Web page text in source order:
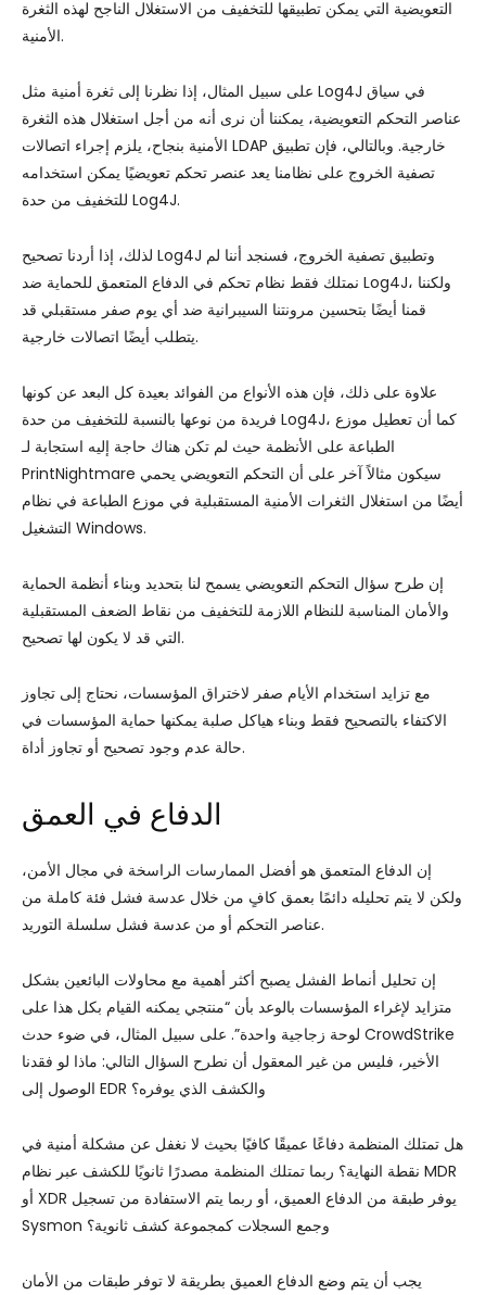
التعويضية التي يمكن تطبيقها للتخفيف من الاستغلال الناجح لهذه الثغرة
الأمنية.
على سبيل المثال، إذا نظرنا إلى ثغرة أمنية مثل Log4J في سياق
عناصر التحكم التعويضية، يمكننا أن نرى أنه من أجل استغلال هذه الثغرة
الأمنية بنجاح، يلزم إجراء اتصالات LDAP خارجية. وبالتالي، فإن تطبيق
تصفية الخروج على نظامنا يعد عنصر تحكم تعويضيًا يمكن استخدامه
للتخفيف من حدة Log4J.
لذلك، إذا أردنا تصحيح Log4J وتطبيق تصفية الخروج، فسنجد أننا لم
نمتلك فقط نظام تحكم في الدفاع المتعمق للحماية ضد Log4J، ولكننا
قمنا أيضًا بتحسين مرونتنا السيبرانية ضد أي يوم صفر مستقبلي قد
يتطلب أيضًا اتصالات خارجية.
علاوة على ذلك، فإن هذه الأنواع من الفوائد بعيدة كل البعد عن كونها
فريدة من نوعها بالنسبة للتخفيف من حدة Log4J، كما أن تعطيل موزع
الطباعة على الأنظمة حيث لم تكن هناك حاجة إليه استجابة لـ
PrintNightmare سيكون مثالاً آخر على أن التحكم التعويضي يحمي
أيضًا من استغلال الثغرات الأمنية المستقبلية في موزع الطباعة في نظام
التشغيل Windows.
إن طرح سؤال التحكم التعويضي يسمح لنا بتحديد وبناء أنظمة الحماية
والأمان المناسبة للنظام اللازمة للتخفيف من نقاط الضعف المستقبلية
التي قد لا يكون لها تصحيح.
مع تزايد استخدام الأيام صفر لاختراق المؤسسات، نحتاج إلى تجاوز
الاكتفاء بالتصحيح فقط وبناء هياكل صلبة يمكنها حماية المؤسسات في
حالة عدم وجود تصحيح أو تجاوز أداة.
الدفاع في العمق
إن الدفاع المتعمق هو أفضل الممارسات الراسخة في مجال الأمن،
ولكن لا يتم تحليله دائمًا بعمق كافٍ من خلال عدسة فشل فئة كاملة من
عناصر التحكم أو من عدسة فشل سلسلة التوريد.
إن تحليل أنماط الفشل يصبح أكثر أهمية مع محاولات البائعين بشكل
متزايد لإغراء المؤسسات بالوعد بأن “منتجي يمكنه القيام بكل هذا على
لوحة زجاجية واحدة”. على سبيل المثال، في ضوء حدث CrowdStrike
الأخير، فليس من غير المعقول أن نطرح السؤال التالي: ماذا لو فقدنا
الوصول إلى EDR والكشف الذي يوفره؟
هل تمتلك المنظمة دفاعًا عميقًا كافيًا بحيث لا نغفل عن مشكلة أمنية في
نقطة النهاية؟ ربما تمتلك المنظمة مصدرًا ثانويًا للكشف عبر نظام MDR
أو XDR يوفر طبقة من الدفاع العميق، أو ربما يتم الاستفادة من تسجيل
Sysmon وجمع السجلات كمجموعة كشف ثانوية؟
يجب أن يتم وضع الدفاع العميق بطريقة لا توفر طبقات من الأمان